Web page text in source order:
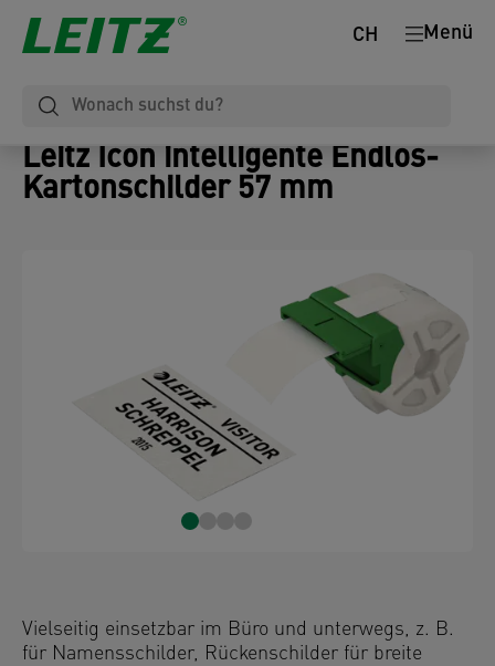
Menü
CH
Leitz Icon intelligente Endlos-
Kartonschilder 57 mm
Vielseitig einsetzbar im Büro und unterwegs, z. B.
für Namensschilder, Rückenschilder für breite